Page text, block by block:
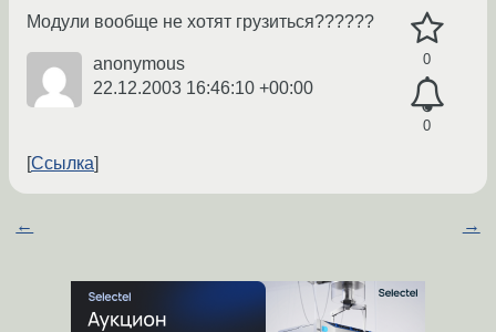
0
0
Модули вообще не хотят грузиться??????
anonymous
22.12.2003 16:46:10 +00:00
Ссылка
← →